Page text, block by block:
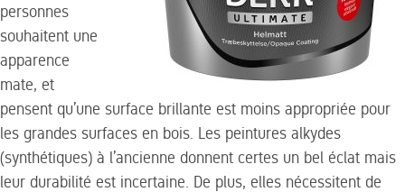
personnes
souhaitent une
apparence
mate, et
pensent qu’une surface brillante est moins appropriée pour
les grandes surfaces en bois. Les peintures alkydes
(synthétiques) à l’ancienne donnent certes un bel éclat mais
leur durabilité est incertaine. De plus, elles nécessitent de